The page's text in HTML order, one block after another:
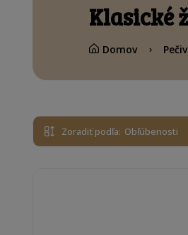
Klasické
Domov
Zoradiť podľa: Obľúbenosti